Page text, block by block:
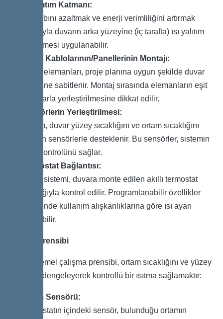
Isı Yalıtım Katmanı:
Isı kaybını azaltmak ve enerji verimliliğini artırmak
amacıyla duvarın arka yüzeyine (iç tarafta) ısı yalıtım
malzemesi uygulanabilir.
Isıtma Kablolarının/Panellerinin Montajı:
Isıtma elemanları, proje planına uygun şekilde duvar
yüzeyine sabitlenir. Montaj sırasında elemanların eşit
aralıklarla yerleştirilmesine dikkat edilir.
Sensörlerin Yerleştirilmesi:
Sistem, duvar yüzey sıcaklığını ve ortam sıcaklığını
izleyen sensörlerle desteklenir. Bu sensörler, sistemin
akıllı kontrolünü sağlar.
Termostat Bağlantısı:
Isıtma sistemi, duvara monte edilen akıllı termostat
aracılığıyla kontrol edilir. Programlanabilir özellikler
sayesinde kullanım alışkanlıklarına göre ısı ayarı
yapılabilir.
Çalışma Prensibi
Sistemin temel çalışma prensibi, ortam sıcaklığını ve yüzey
sıcaklığını dengeleyerek kontrollü bir ısıtma sağlamaktır:
Ortam Sensörü:
Termostatın içindeki sensör, bulunduğu ortamın